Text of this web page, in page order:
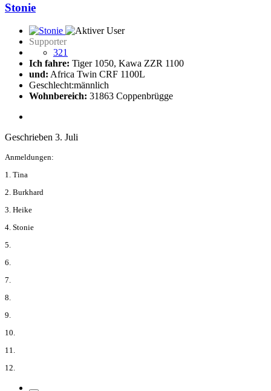
Stonie
Supporter
321
Ich fahre: Tiger 1050, Kawa ZZR 1100
und: Africa Twin CRF 1100L
Geschlecht:männlich
Wohnbereich: 31863 Coppenbrügge
Geschrieben 3. Juli
Anmeldungen:
1. Tina
2. Burkhard
3. Heike
4. Stonie
5.
6.
7.
8.
9.
10.
11.
12.